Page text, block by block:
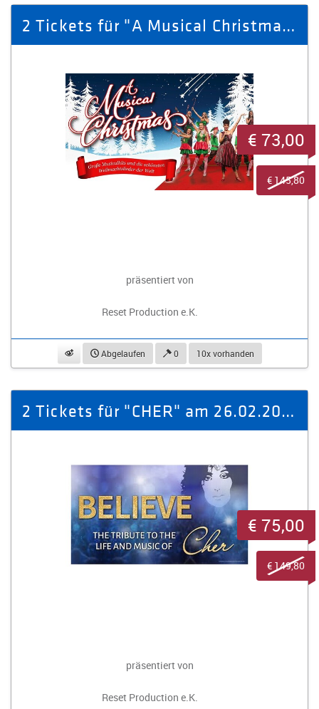
2 Tickets für "A Musical Christmas" am 23.12.2025 in Plauen
präsentiert von
Reset Production e.K.
beobachtenAbgelaufen 0 10x vorhanden
€ 73,00
€ 145,80
2 Tickets für "CHER" am 26.02.2026 in Zwickau
präsentiert von
Reset Production e.K.
€ 75,00
€ 149,80